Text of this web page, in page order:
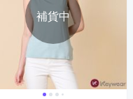
補貨中